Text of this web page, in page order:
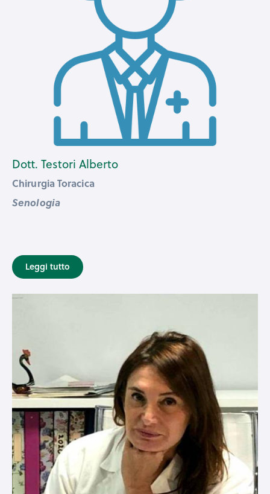
Dott. Testori Alberto
Chirurgia Toracica
Senologia
Leggi tutto